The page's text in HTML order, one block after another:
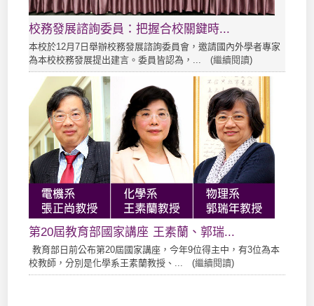
校務發展諮詢委員：把握合校關鍵時...
本校於12月7日舉辦校務發展諮詢委員會，邀請國內外學者專家
為本校校務發展提出建言。委員皆認為，... (繼續閱讀)
第20屆教育部國家講座 王素蘭、郭瑞...
教育部日前公布第20屆國家講座，今年9位得主中，有3位為本
校教師，分別是化學系王素蘭教授、... (繼續閱讀)